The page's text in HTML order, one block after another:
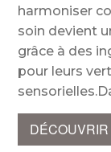
harmoniser
soin devient
grâce à des
pour leurs